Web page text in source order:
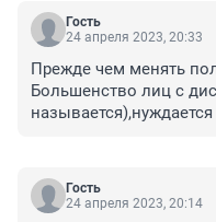
Гость
24 апреля 2023, 20:33
Прежде чем менять
Большенство лиц с
Гость
24 апреля 2023, 20:14